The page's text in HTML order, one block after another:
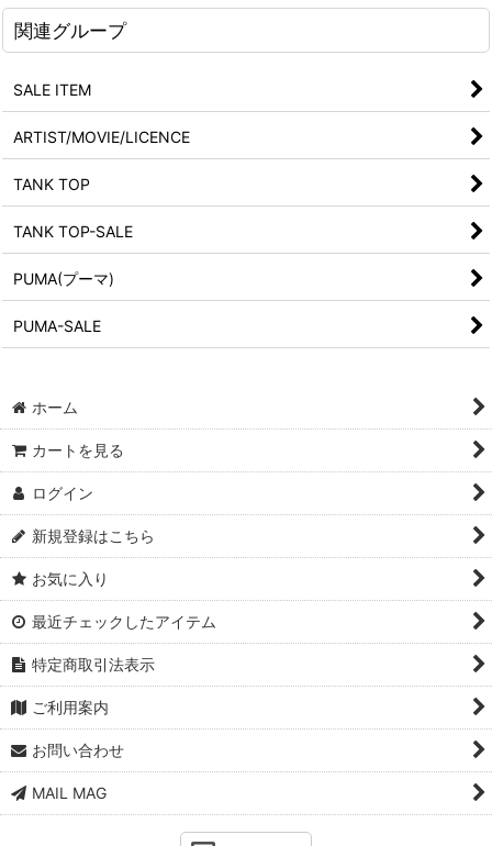
関連グループ
SALE ITEM
ARTIST/MOVIE/LICENCE
TANK TOP
TANK TOP-SALE
PUMA(プーマ)
PUMA-SALE
ホーム
カートを見る
ログイン
新規登録はこちら
お気に入り
最近チェックしたアイテム
特定商取引法表示
ご利用案内
お問い合わせ
MAIL MAG